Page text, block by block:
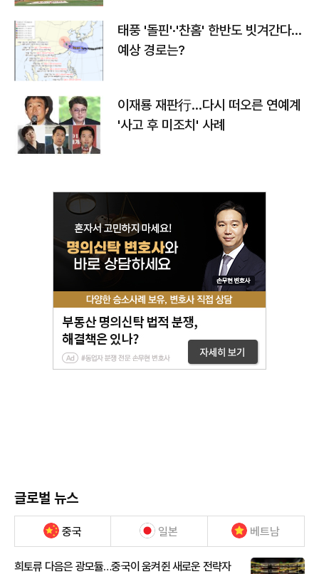
태풍 '돌핀'·'찬홈' 한반도 빗겨간다…
예상 경로는?
이재룡 재판行…다시 떠오른 연예계
'사고 후 미조치' 사례
글로벌 뉴스
중국 일본 베트남
희토류 다음은 광모듈…중국이 움켜쥔 새로운 전략자